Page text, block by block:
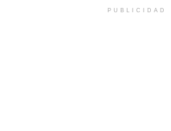
PUBLICIDAD